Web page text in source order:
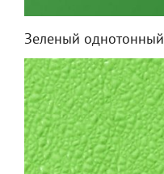
Зеленый однотонный